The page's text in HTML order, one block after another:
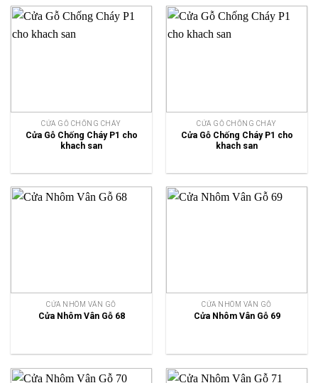
CỬA GỖ CHỐNG CHÁY
Cửa Gỗ Chống Cháy P1 cho
khach san
CỬA GỖ CHỐNG CHÁY
Cửa Gỗ Chống Cháy P1 cho
khach san
CỬA NHÔM VÂN GỖ
Cửa Nhôm Vân Gỗ 68
CỬA NHÔM VÂN GỖ
Cửa Nhôm Vân Gỗ 69